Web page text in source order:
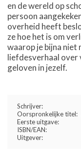
en de wereld op
persoon
overheid heeft
ze hoe het is om
waarop je bijna niet
liefdesverhaal
geloven in jezelf.
Schrijver:
Oorspronkelijke titel:
Eerste uitgave:
ISBN/EAN:
Uitgever: